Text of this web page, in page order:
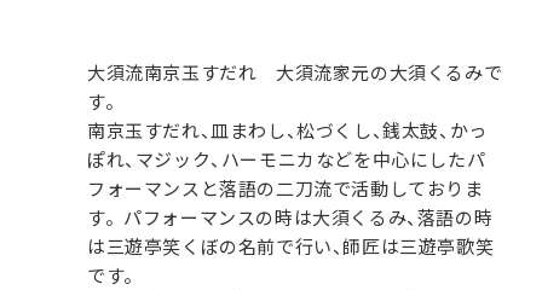
大須流南京玉すだれ 大須流家元の大須くるみで
す。
南京玉すだれ、皿まわし、松づくし、銭太鼓、かっ
ぽれ、マジック、ハーモニカなどを中心にしたパ
フォーマンスと落語の二刀流で活動しておりま
す。パフォーマンスの時は大須くるみ、落語の時
は三遊亭笑くぼの名前で行い、師匠は三遊亭歌笑
です。